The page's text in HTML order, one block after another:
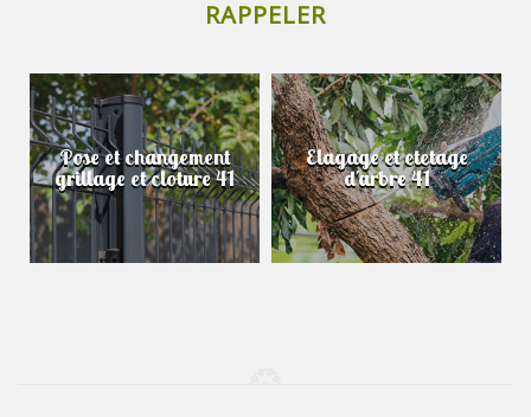
Pose et changement
grillage et cloture 41
Elagage et etetage
d'arbre 41